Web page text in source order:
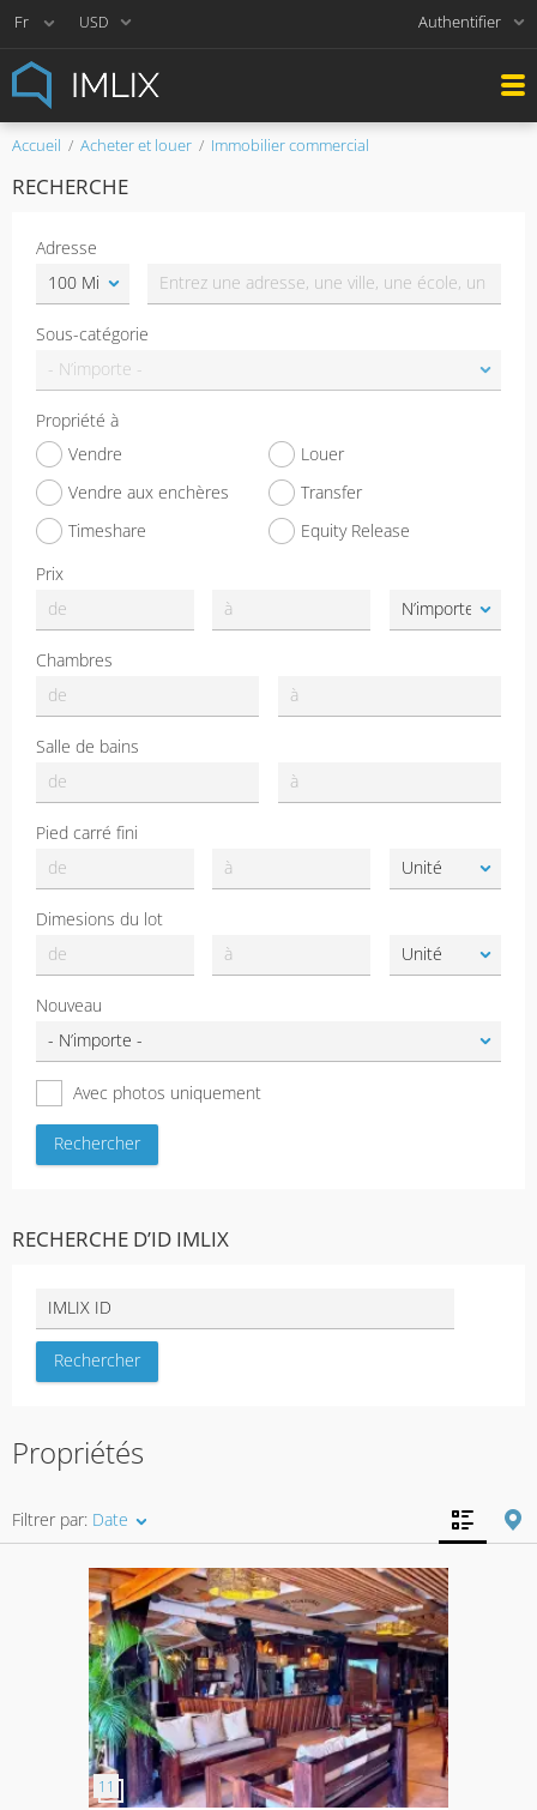
USD Authentifier
Accueil Acheter et louer Immobilier commercial
RECHERCHE
Adresse
Sous-catégorie
Propriété à
Vendre
Louer
Vendre aux enchères
Transfer
Timeshare
Equity Release
Prix
Chambres
Salle de bains
Pied carré fini
Dimesions du lot
Nouveau
Avec photos uniquement
RECHERCHE D’ID IMLIX
Propriétés
Filtrer par: Date